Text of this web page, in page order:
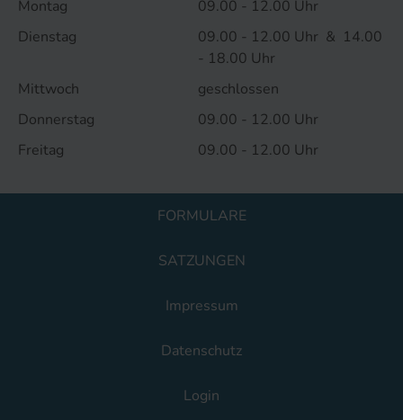
Montag
09.00 - 12.00 Uhr
Dienstag
09.00 - 12.00 Uhr & 14.00
- 18.00 Uhr
Mittwoch
geschlossen
Donnerstag
09.00 - 12.00 Uhr
Freitag
09.00 - 12.00 Uhr
FORMULARE
SATZUNGEN
Impressum
Datenschutz
Login